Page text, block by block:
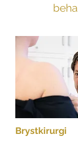
Brystkirurgi